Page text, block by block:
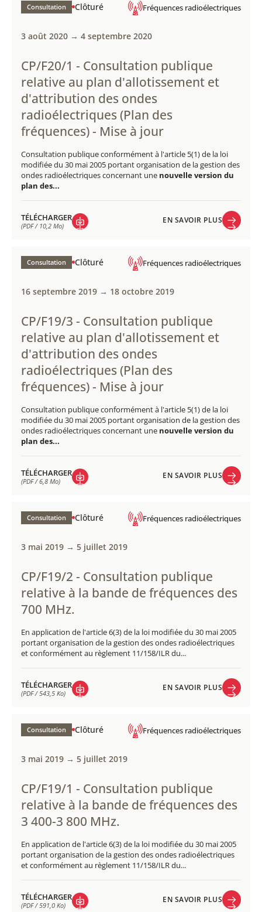
(PDF / 635,8 Ko)
Consultation Clôturé Fréquences radioélectriques
3 août 2020 → 4 septembre 2020
​CP/F20/1 - Consultation publique ​​
relative au plan d'allotissement et
d'attribution des ondes
radioélectriques (Plan des
fréquences) - Mise à jour
Consultation publique conformément à l'article 5(1) de la loi
modifiée du 30 mai 2005 portant organisation de la gestion des
ondes radioélectriques concernant une nouvelle version du
plan des...
TÉLÉCHARGER
(PDF / 10,2 Mo)
(PDF / 10,2 Mo)
EN SAVOIR PLUS
Consultation Clôturé Fréquences radioélectriques
16 septembre 2019 → 18 octobre 2019
CP/F19/3 - Consultation publique
relative au plan d'allotissement et
d'attribution des ondes
radioélectriques (Plan des
fréquences) - Mise à jour
Consultation publique conformément à l'article 5(1) de la loi
modifiée du 30 mai 2005 portant organisation de la gestion des
ondes radioélectriques concernant une nouvelle version du
plan des...
TÉLÉCHARGER
(PDF / 6,8 Mo)
(PDF / 6,8 Mo)
EN SAVOIR PLUS
Consultation Clôturé Fréquences radioélectriques
3 mai 2019 → 5 juillet 2019
CP/F19/2 - Consultation publique
relative à la bande de fréquences des
700 MHz.
En application de l'article 6(3) de la loi modifiée du 30 mai 2005
portant organisation de la gestion des ondes radioélectriques
et conformément au règlement 11/158/ILR du...
TÉLÉCHARGER
(PDF / 543,5 Ko)
(PDF / 543,5 Ko)
EN SAVOIR PLUS
Consultation Clôturé Fréquences radioélectriques
3 mai 2019 → 5 juillet 2019
CP/F19/1 - Consultation publique
relative à la bande de fréquences des
3 400-3 800 MHz.​
En application de l'article 6(3) de la loi modifiée du 30 mai 2005
portant organisation de la gestion des ondes radioélectriques
et conformément au règlement 11/158/ILR du...
TÉLÉCHARGER
(PDF / 591,0 Ko)
EN SAVOIR PLUS